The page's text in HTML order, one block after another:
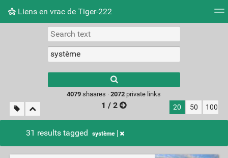
Liens en vrac de Tiger-222
Picture wall
results.
4079 shaares ·2072 private links
1 / 2 20 50 100
31 results tagged système